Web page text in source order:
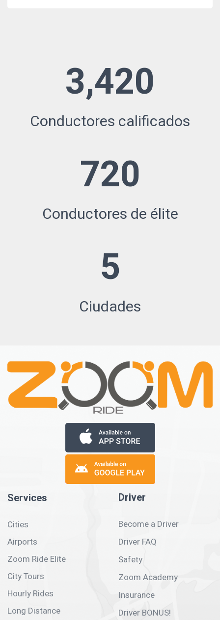
Conductores calificados
3,420
Conductores de élite
720
Ciudades
5
Services
Cities
Airports
Zoom Ride Elite
City Tours
Hourly Rides
Long Distance
Driver
Become a Driver
Driver FAQ
Safety
Zoom Academy
Insurance
Driver BONUS!